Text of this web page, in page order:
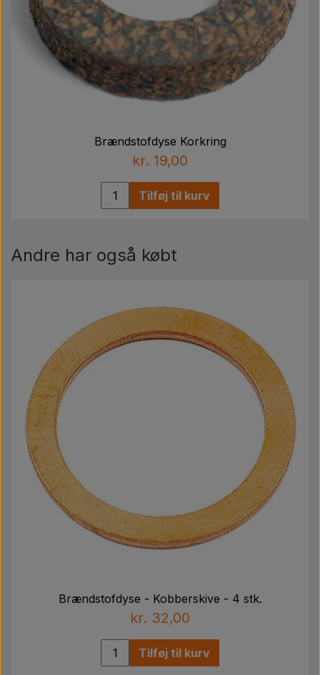
Brændstofdyse Korkring
kr. 19,00
Tilføj til kurv
Andre har også købt
Brændstofdyse - Kobberskive - 4 stk.
kr. 32,00
Tilføj til kurv